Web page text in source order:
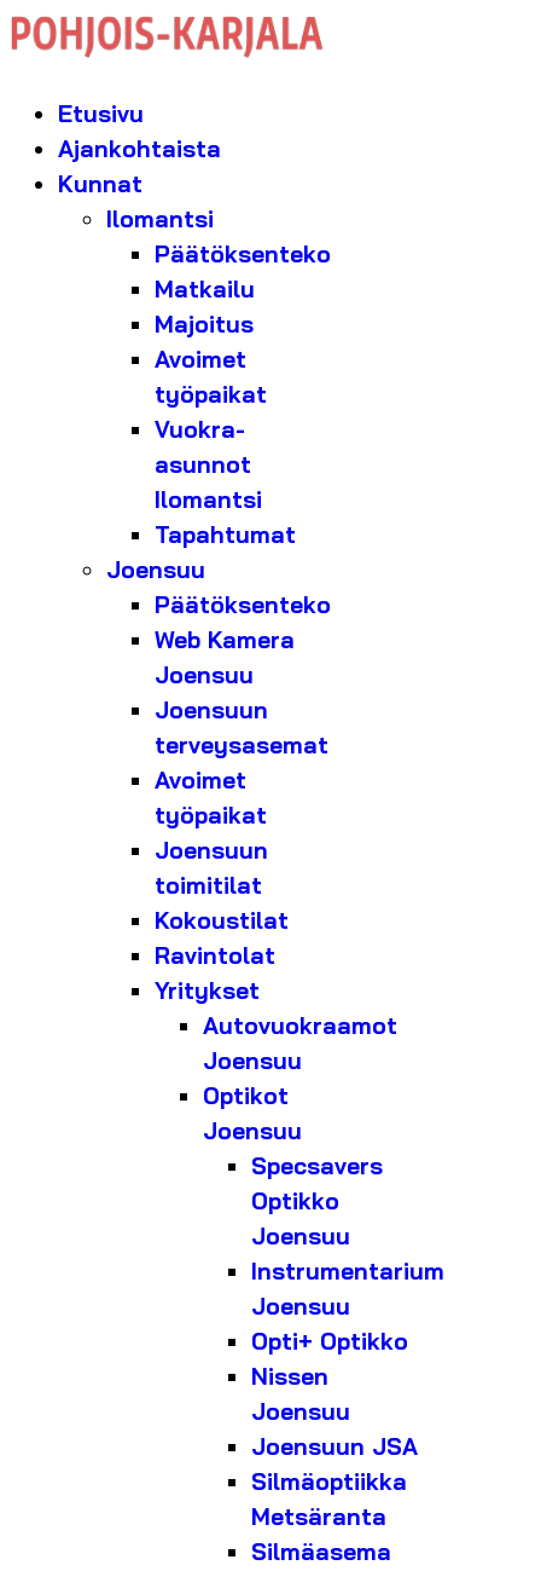
Etusivu
Ajankohtaista
Kunnat
Ilomantsi
Päätöksenteko
Matkailu
Majoitus
Avoimet
työpaikat
Vuokra-
asunnot
Ilomantsi
Tapahtumat
Joensuu
Päätöksenteko
Web Kamera
Joensuu
Joensuun
terveysasemat
Avoimet
työpaikat
Joensuun
toimitilat
Kokoustilat
Ravintolat
Yritykset
Autovuokraamot
Joensuu
Optikot
Joensuu
Specsavers
Optikko
Joensuu
Instrumentarium
Joensuu
Opti+ Optikko
Nissen
Joensuu
Joensuun JSA
Silmäoptiikka
Metsäranta
Silmäasema